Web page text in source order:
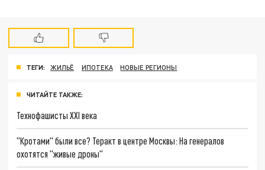
ТЕГИ: ЖИЛЬЁ ИПОТЕКА НОВЫЕ РЕГИОНЫ
ЧИТАЙТЕ ТАКЖЕ:
Технофашисты XXI века
"Кротами" были все? Теракт в центре Москвы: На генералов
охотятся "живые дроны"